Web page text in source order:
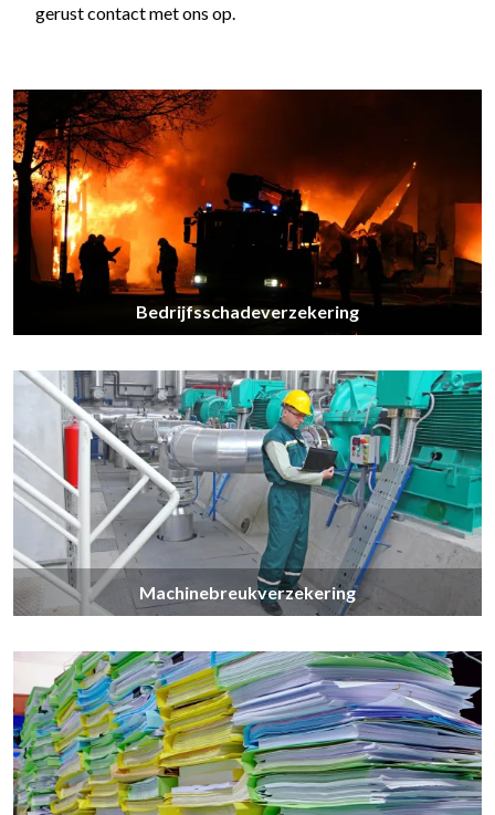
gerust contact met ons op.
Bedrijfsschadeverzekering
Machinebreukverzekering